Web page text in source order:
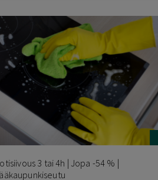
3 tai 4h | Jopa -54 % |